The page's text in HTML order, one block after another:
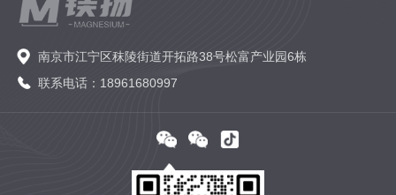
南京市江宁区秣陵街道开拓路38号松富产业园6栋
联系电话：18961680997